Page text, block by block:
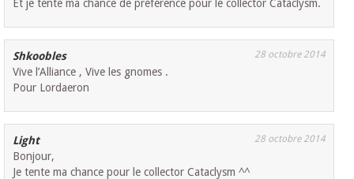
Et je tente ma chance de préférence pour le collector Cataclysm.
Shkoobles 28 octobre 2014
Vive l’Alliance , Vive les gnomes .
Pour Lordaeron
Light 28 octobre 2014
Bonjour,
Je tente ma chance pour le collector Cataclysm ^^